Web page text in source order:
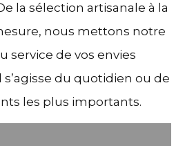
la sélection artisanale à la
nous mettons notre
service de vos envies
du quotidien ou de
les plus importants.